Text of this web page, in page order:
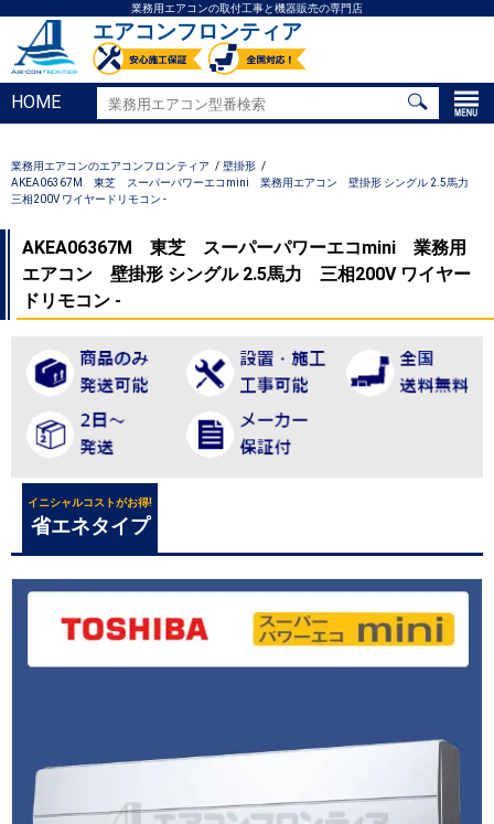
業務用エアコンの取付工事と機器販売の専門店
エアコンフロンティア
HOME
業務用エアコンのエアコンフロンティア
壁掛形
AKEA06367M 東芝 スーパーパワーエコmini 業務用エアコン 壁掛形 シングル 2.5馬力
三相200V ワイヤードリモコン -
AKEA06367M 東芝 スーパーパワーエコmini 業務用
エアコン 壁掛形 シングル 2.5馬力 三相200V ワイヤー
ドリモコン -
イニシャルコストがお得!
省エネタイプ